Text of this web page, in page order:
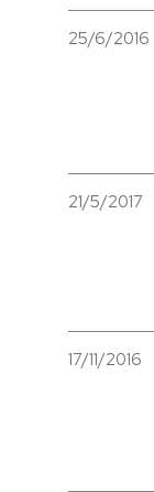
25/6/2016
21/5/2017
17/11/2016